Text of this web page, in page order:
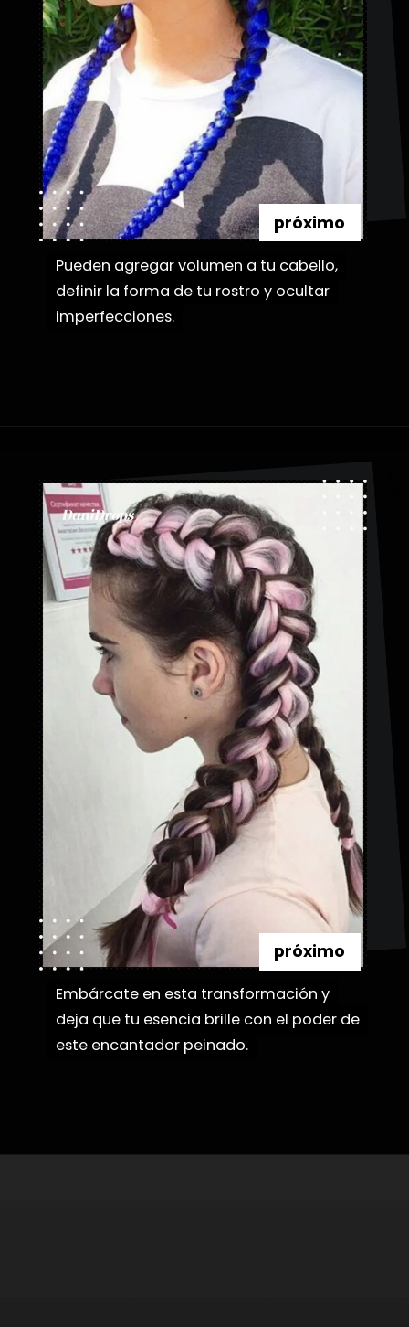
Pueden agregar volumen a tu cabello,
definir la forma de tu rostro y ocultar
imperfecciones.
Pueden agregar volumen a tu cabello,
definir la forma de tu rostro y ocultar
imperfecciones.
próximo
Embárcate en esta transformación y
deja que tu esencia brille con el poder de
este encantador peinado.
Embárcate en esta transformación y
deja que tu esencia brille con el poder de
este encantador peinado.
próximo